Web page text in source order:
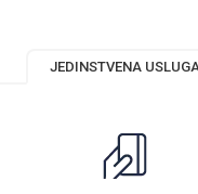
JEDINSTVENA